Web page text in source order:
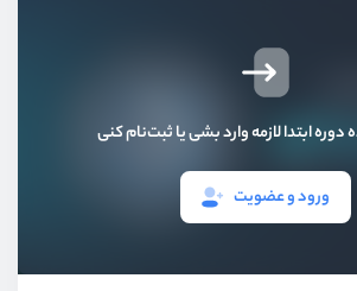
ابتدا لازمه وارد بشی یا ثبت‌نام کنی
ورود و عضویت